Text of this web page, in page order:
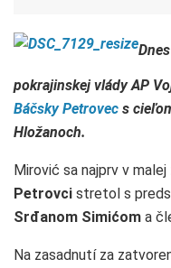
pokrajinskej vlády AP
Báčsky Petrovec s
Hložanoch.
Mirović sa najprv v
Petrovci stretol s
Srđanom Simićom a
Na zasadnutí za